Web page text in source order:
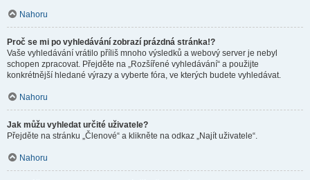
Nahoru
Proč se mi po vyhledávání zobrazí prázdná stránka!?
Vaše vyhledávání vrátilo příliš mnoho výsledků a webový server je nebyl
schopen zpracovat. Přejděte na „Rozšířené vyhledávání“ a použijte
konkrétnější hledané výrazy a vyberte fóra, ve kterých budete vyhledávat.
Nahoru
Jak můžu vyhledat určité uživatele?
Přejděte na stránku „Členové“ a klikněte na odkaz „Najít uživatele“.
Nahoru